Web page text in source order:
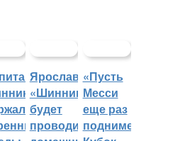
Ярославский
«Шинник»
будет
проводить
«Пусть
Месси
еще раз
поднимет